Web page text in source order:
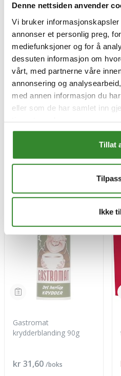
Denne nettsiden anvender
Vi bruker
annonser et personlig preg,
mediefunksjoner og for å
dessuten informasjon om
vårt, med partnerne våre
annonsering og
med annen informasjon du
eller som de har samlet inn
Tillat
Ikke
Extra watermelon 14g
Pris
kr 12,02 /krt
Bestillingsvare
Kjøp
Mest besøkt
Gastromat
krydderblanding 90g
Pris
kr 31,60 /boks